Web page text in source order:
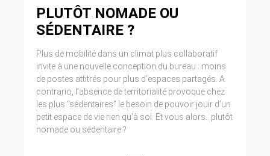
PLUTÔT NOMADE OU
SÉDENTAIRE ?
Plus de mobilité dans un climat plus collaboratif
invite à une nouvelle conception du bureau : moins
de postes attitrés pour plus d’espaces partagés. A
contrario, l’absence de territorialité provoque chez
les plus “sédentaires” le besoin de pouvoir jouir d’un
petit espace de vie rien qu’à soi. Et vous alors...plutôt
nomade ou sédentaire ?
modifiée par la loi n° 2004-801 du 6 août 2004
relative à l’informatique, aux fichiers et aux
libertés. Loi n° 2004-575 du 21 juin 2004 pour
11. LEXIQUE.
Utilisateur : Internaute se connectant, utilisant
le site susnommé. Informations personnelles :
« les informations qui permettent, sous quelque
forme que ce soit, directement ou non,